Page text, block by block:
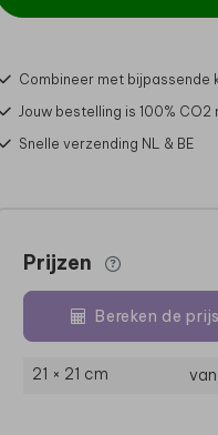
Combineer met bijpassende
Jouw bestelling is 100% CO2
Snelle verzending NL & BE
Prijzen
Bereken de
21 × 21 cm